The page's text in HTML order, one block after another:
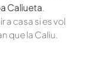
Caliueta.
a casa si es vol
que la Caliu.